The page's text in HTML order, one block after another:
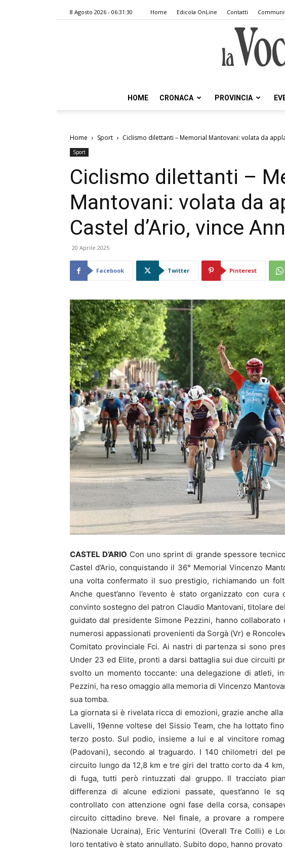
8 Agosto 2026 - 06:31:30 Home Edicola OnLine Contatti
HOME CRONACA PROVINCIA
Home Sport Ciclismo dilettanti – Memorial Mantovani: volata da
Sport
Ciclismo dilettanti –
Mantovani: volata da
Castel d’Ario, vince
20 Aprile 2025
Facebook Twitter Pinterest
CASTEL D’ARIO Con uno sprint di grande spessore
Castel d’Ario, conquistando il 36° Memorial Vincenzo
una volta confermato il suo prestigio, richiamando un
Anche quest’anno l’evento è stato organizzato con
convinto sostegno del patron Claudio Mantovani, titolare
guidato dal presidente Simone Pezzini, hanno
numerosi appassionati provenienti da Sorgà (Vr) e
Comitato provinciale Fci. Ai nastri di partenza si sono
Under 23 ed Elite, pronti a darsi battaglia sui due circuiti
svolto un momento toccante: una delegazione di atleti,
Pezzini, ha reso omaggio alla memoria di Vincenzo
sua tomba.
La giornata si è rivelata ricca di emozioni, grazie anche
Lavelli, 19enne voltese del Sissio Team, che ha lottato
terzo posto. Sul podio, insieme a lui e al vincitore
(Padovani), secondo al traguardo. I 140 chilometri del
circuito lungo da 12,8 km e tre giri del tratto corto da 4
di fuga, tutti però rintuzzati dal gruppo. Il tracciato
differenza di alcune edizioni passate, quest’anno le
controllato con attenzione ogni fase della corsa,
circuito cittadino breve. Nel finale, a provare a
(Nazionale Ucraina), Eric Venturini (Overall Tre Colli) e
loro tentativo è stato annullato. Subito dopo, hanno